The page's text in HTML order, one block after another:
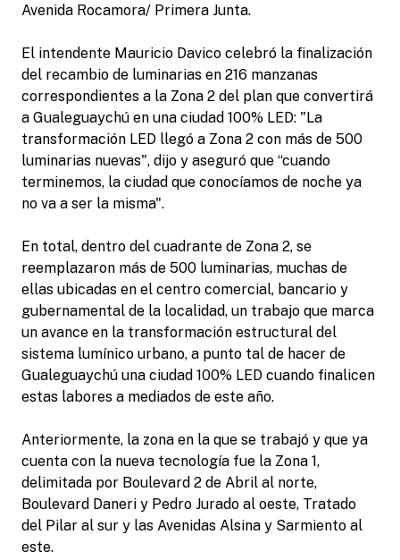
Avenida Rocamora/ Primera Junta.
El intendente Mauricio Davico celebró la finalización
del recambio de luminarias en 216 manzanas
correspondientes a la Zona 2 del plan que convertirá
a Gualeguaychú en una ciudad 100% LED: "La
transformación LED llegó a Zona 2 con más de 500
luminarias nuevas", dijo y aseguró que “cuando
terminemos, la ciudad que conocíamos de noche ya
no va a ser la misma".
En total, dentro del cuadrante de Zona 2, se
reemplazaron más de 500 luminarias, muchas de
ellas ubicadas en el centro comercial, bancario y
gubernamental de la localidad, un trabajo que marca
un avance en la transformación estructural del
sistema lumínico urbano, a punto tal de hacer de
Gualeguaychú una ciudad 100% LED cuando finalicen
estas labores a mediados de este año.
Anteriormente, la zona en la que se trabajó y que ya
cuenta con la nueva tecnología fue la Zona 1,
delimitada por Boulevard 2 de Abril al norte,
Boulevard Daneri y Pedro Jurado al oeste, Tratado
del Pilar al sur y las Avenidas Alsina y Sarmiento al
este.